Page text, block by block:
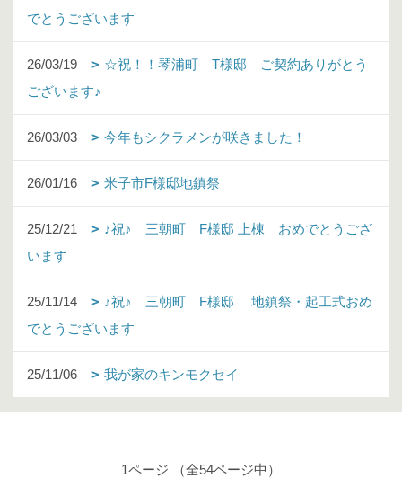
でとうございます
26/03/19
☆祝！！琴浦町 T様邸 ご契約ありがとう
ございます♪
26/03/03 今年もシクラメンが咲きました！
26/01/16 米子市F様邸地鎮祭
25/12/21
♪祝♪ 三朝町 F様邸 上棟 おめでとうござ
います
25/11/14
♪祝♪ 三朝町 F様邸 地鎮祭・起工式おめ
でとうございます
25/11/06 我が家のキンモクセイ
1ページ （全54ページ中）